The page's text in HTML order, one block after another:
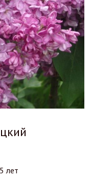
5 лет